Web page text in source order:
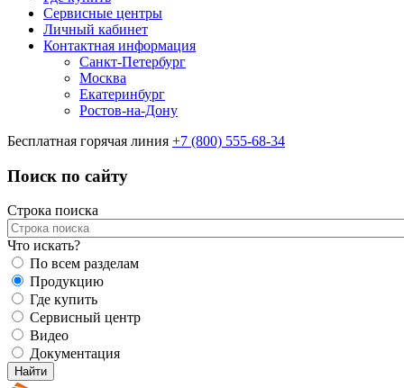
Сервисные центры
Личный кабинет
Контактная информация
Санкт-Петербург
Москва
Екатеринбург
Ростов-на-Дону
Бесплатная горячая линия +7 (800) 555-68-34
Поиск по сайту
Строка поиска
Что искать?
По всем разделам
Продукцию
Где купить
Сервисный центр
Видео
Документация